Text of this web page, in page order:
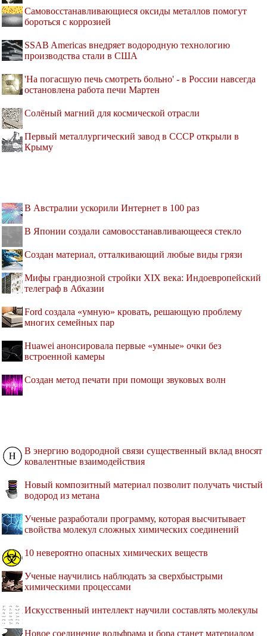
Самовосстанавливающиеся оксиды металлов помогут
бороться с коррозией
SSAB Americas внедряет водородную технологию
производства стали в США
'На погасшую печь смотреть больно' - в России навсегда
остановлена работа печи Мартен
Солёный магний для космической отрасли
Первый металлургический завод в СССР открыли в
Крыму
В Австралии ускорили Интернет в 100 раз
В Японии создали самовосстанавливающееся стекло
Создан материал, отталкивающий любые виды грязи
Мифы грандиозной стройки XIX века: Индоевропейский
телеграф в Абхазии
Ford создала «умную» кровать, решающую проблему
многих семейных пар
Huawei анонсировала первые «умные» очки без
встроенной камеры
Создан метод печати при помощи звуковых волн
В энергию водородной связи существенный вклад вносят
ковалентные взаимодействия
Новый композитный материал позволит получать чистый
водород из метана
Ученые разработали программу, которая высчитывает
свойства молекул сложных химических соединений
10 невероятно опасных химических веществ
Ученые научились наблюдать за сверхбыстрыми
химическими процессами
Искусственный интеллект научили составлять молекулы
Новое соединение вольфрама и бора станет материалом